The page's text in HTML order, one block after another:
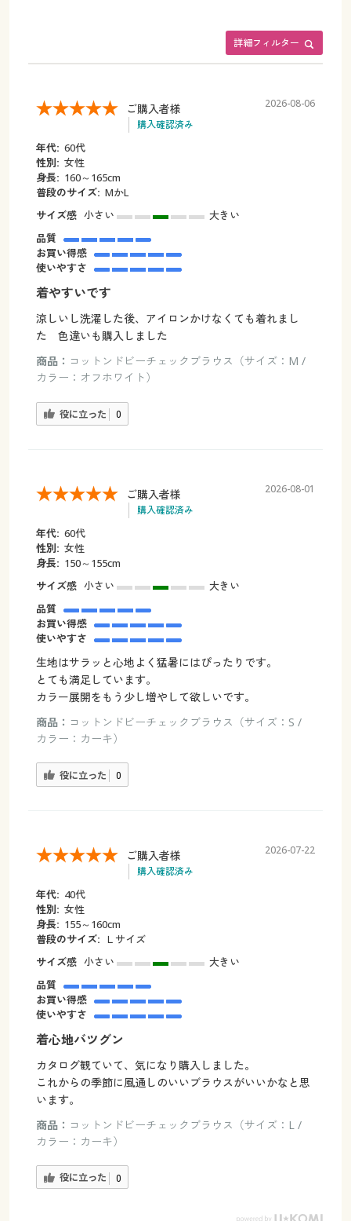
詳細フィルター
ご購入者様
購入確認済み
2026-08-06
年代: 60代
性別: 女性
身長: 160～165cm
普段のサイズ: МかL
サイズ感 小さい
大きい
品質
お買い得感
使いやすさ
着やすいです
涼しいし洗濯した後、アイロンかけなくても着れまし
た 色違いも購入しました
商品： コットンドビーチェックブラウス（サイズ：M /
カラー：オフホワイト）
役に立った 0
ご購入者様
購入確認済み
2026-08-01
年代: 60代
性別: 女性
身長: 150～155cm
サイズ感 小さい
大きい
品質
お買い得感
使いやすさ
生地はサラッと心地よく猛暑にはぴったりです。
とても満足しています。
カラー展開をもう少し増やして欲しいです。
商品： コットンドビーチェックブラウス（サイズ：S /
カラー：カーキ）
役に立った 0
ご購入者様
購入確認済み
2026-07-22
年代: 40代
性別: 女性
身長: 155～160cm
普段のサイズ: Ｌサイズ
サイズ感 小さい
大きい
品質
お買い得感
使いやすさ
着心地バツグン
カタログ観ていて、気になり購入しました。
これからの季節に風通しのいいブラウスがいいかなと思
います。
商品： コットンドビーチェックブラウス（サイズ：L /
カラー：カーキ）
役に立った 0